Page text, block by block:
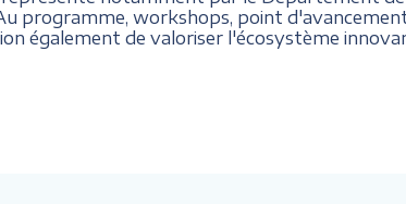
programme, workshops, point
également de valoriser l'écosystème